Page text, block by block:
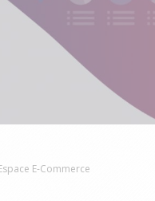
E-Commerce